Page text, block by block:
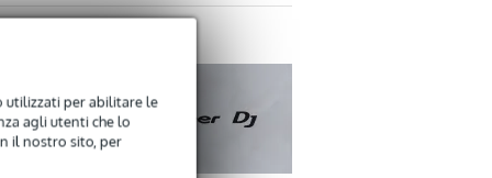
utilizzati per abilitare le
agli utenti che lo
il nostro sito, per